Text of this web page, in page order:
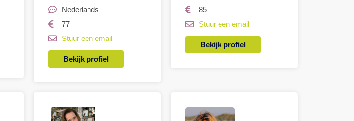
Nederlands
77
Stuur een email
Bekijk profiel
85
Stuur een email
Bekijk profiel